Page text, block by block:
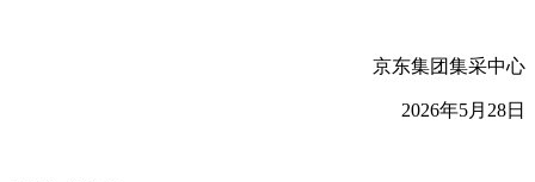
京东集团集采中心
2026年5月28日